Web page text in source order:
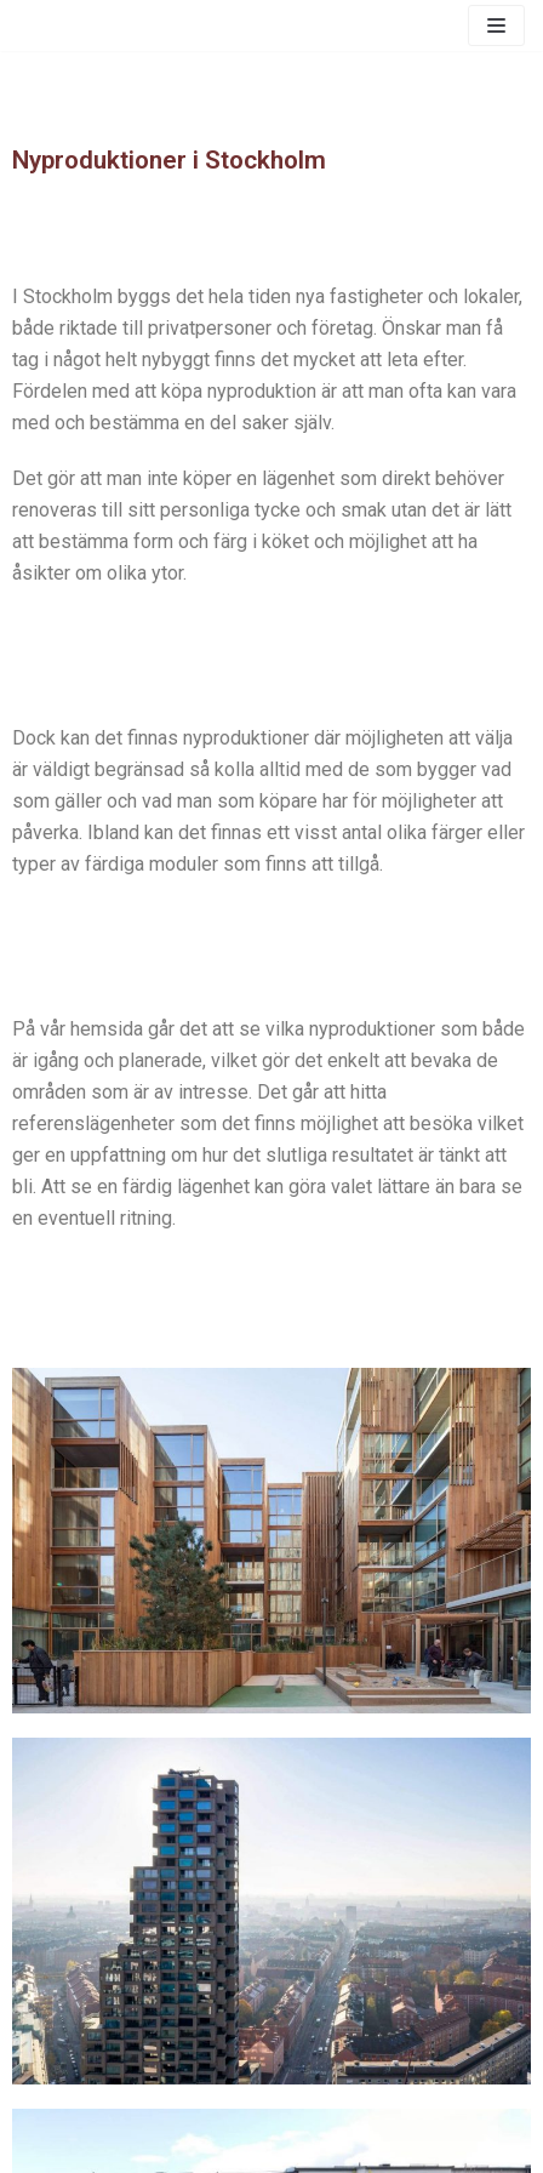
Nyproduktioner i Stockholm
I Stockholm byggs det hela tiden nya fastigheter och lokaler,
både riktade till privatpersoner och företag. Önskar man få
tag i något helt nybyggt finns det mycket att leta efter.
Fördelen med att köpa nyproduktion är att man ofta kan vara
med och bestämma en del saker själv.
Det gör att man inte köper en lägenhet som direkt behöver
renoveras till sitt personliga tycke och smak utan det är lätt
att bestämma form och färg i köket och möjlighet att ha
åsikter om olika ytor.
Dock kan det finnas nyproduktioner där möjligheten att välja
är väldigt begränsad så kolla alltid med de som bygger vad
som gäller och vad man som köpare har för möjligheter att
påverka. Ibland kan det finnas ett visst antal olika färger eller
typer av färdiga moduler som finns att tillgå.
På vår hemsida går det att se vilka nyproduktioner som både
är igång och planerade, vilket gör det enkelt att bevaka de
områden som är av intresse. Det går att hitta
referenslägenheter som det finns möjlighet att besöka vilket
ger en uppfattning om hur det slutliga resultatet är tänkt att
bli. Att se en färdig lägenhet kan göra valet lättare än bara se
en eventuell ritning.